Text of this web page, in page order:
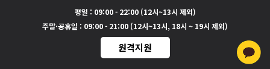
평일 : 09:00 - 22:00 (12시~13시 제외)
주말·공휴일 : 09:00 - 21:00 (12시~13시, 18시 ~ 19시 제외)
원격지원